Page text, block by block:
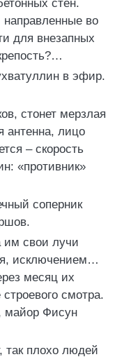
стен.
направленные во
для внезапных
в эфир.
стонет мерзлая
антенна, лицо
– скорость
«противник»
соперник
им свои лучи
исключением…
месяц их
смотра.
майор Фисун
так плохо людей